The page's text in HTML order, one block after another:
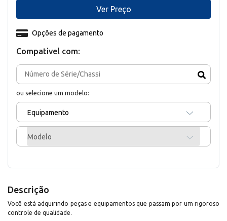
Compativel com:
ou selecione um modelo:
Equipamento
Modelo
Opções de pagamento
Ver Preço
Descrição
Você está adquirindo peças e equipamentos que passam por um rigoroso
controle de qualidade.